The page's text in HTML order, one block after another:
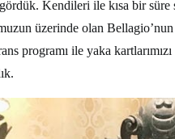
Kendileri ile kısa bir
üzerinde olan
programı ile yaka